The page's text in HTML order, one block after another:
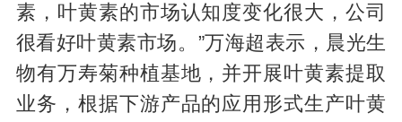
素，叶黄素的市场认知度变化很大，公司
很看好叶黄素市场。”万海超表示，晨光生
物有万寿菊种植基地，并开展叶黄素提取
业务，根据下游产品的应用形式生产叶黄